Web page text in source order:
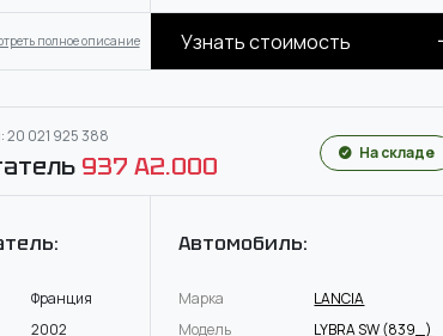
полное описание Узнать стоимость
20 021 925 388
937 A2.000 На складе
Франция
2002
Автомобиль:
Марка
LANCIA
Модель
LYBRA SW (839_)